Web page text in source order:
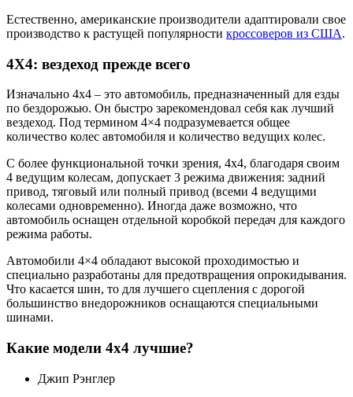
Естественно, американские производители адаптировали свое
производство к растущей популярности кроссоверов из США.
4X4: вездеход прежде всего
Изначально 4х4 – это автомобиль, предназначенный для езды
по бездорожью. Он быстро зарекомендовал себя как лучший
вездеход. Под термином 4×4 подразумевается общее
количество колес автомобиля и количество ведущих колес.
С более функциональной точки зрения, 4х4, благодаря своим
4 ведущим колесам, допускает 3 режима движения: задний
привод, тяговый или полный привод (всеми 4 ведущими
колесами одновременно). Иногда даже возможно, что
автомобиль оснащен отдельной коробкой передач для каждого
режима работы.
Автомобили 4×4 обладают высокой проходимостью и
специально разработаны для предотвращения опрокидывания.
Что касается шин, то для лучшего сцепления с дорогой
большинство внедорожников оснащаются специальными
шинами.
Какие модели 4х4 лучшие?
Джип Рэнглер